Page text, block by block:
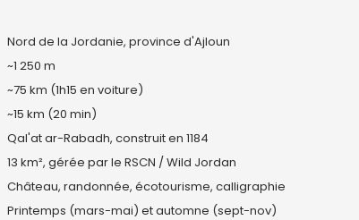
Nord de la Jordanie, province d'Ajloun
~1 250 m
~75 km (1h15 en voiture)
~15 km (20 min)
Qal'at ar-Rabadh, construit en 1184
13 km², gérée par le RSCN / Wild Jordan
Château, randonnée, écotourisme, calligraphie
Printemps (mars-mai) et automne (sept-nov)